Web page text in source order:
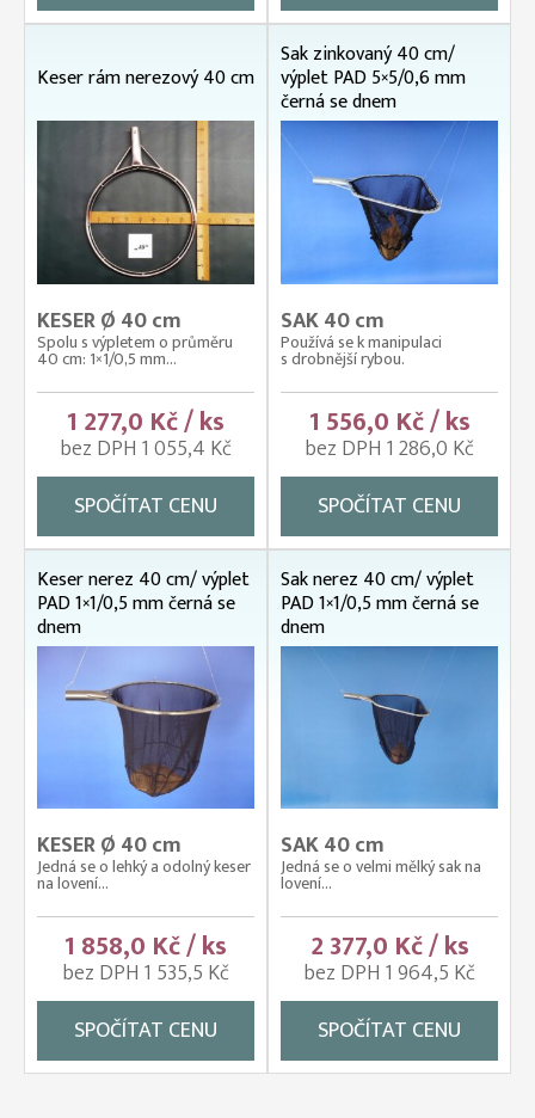
Keser rám nerezový 40 cm
KESER Ø 40 cm
Spolu s výpletem o průměru
40 cm: 1×1/0,5 mm...
1 277,0 Kč / ks
bez DPH 1 055,4 Kč
SPOČÍTAT CENU
Sak zinkovaný 40 cm/
výplet PAD 5×5/0,6 mm
černá se dnem
SAK 40 cm
Používá se k manipulaci
s drobnější rybou.
1 556,0 Kč / ks
bez DPH 1 286,0 Kč
SPOČÍTAT CENU
Keser nerez 40 cm/ výplet
PAD 1×1/0,5 mm černá se
dnem
KESER Ø 40 cm
Jedná se o lehký a odolný keser
na lovení...
1 858,0 Kč / ks
bez DPH 1 535,5 Kč
SPOČÍTAT CENU
Sak nerez 40 cm/ výplet
PAD 1×1/0,5 mm černá se
dnem
SAK 40 cm
Jedná se o velmi mělký sak na
lovení...
2 377,0 Kč / ks
bez DPH 1 964,5 Kč
SPOČÍTAT CENU